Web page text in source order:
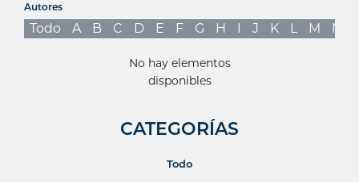
Autores
Todo A B C D E F G H I J K L M N
No hay elementos
disponibles
CATEGORÍAS
Todo